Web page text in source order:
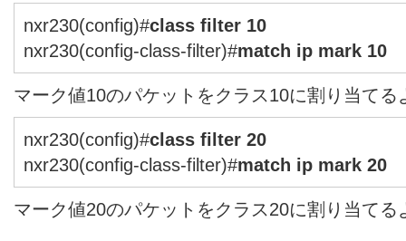
nxr230(config)#class filter 10
nxr230(config-class-filter)#match ip mark 10
マーク値10のパケットをクラス10に割り当てる
nxr230(config)#class filter 20
nxr230(config-class-filter)#match ip mark 20
マーク値20のパケットをクラス20に割り当てる